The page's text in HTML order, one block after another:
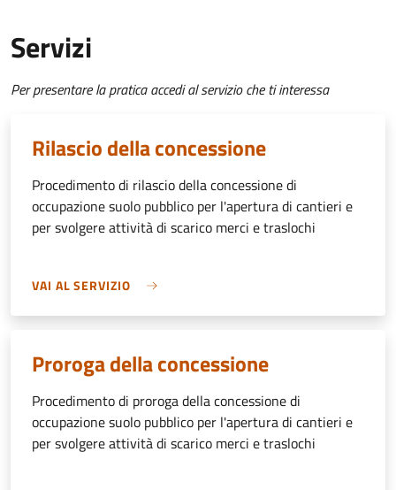
Servizi
Per presentare la pratica accedi al servizio che ti interessa
Rilascio della concessione
Procedimento di rilascio della concessione di
occupazione suolo pubblico per l'apertura di cantieri e
per svolgere attività di scarico merci e traslochi
VAI AL SERVIZIO
Proroga della concessione
Procedimento di proroga della concessione di
occupazione suolo pubblico per l'apertura di cantieri e
per svolgere attività di scarico merci e traslochi